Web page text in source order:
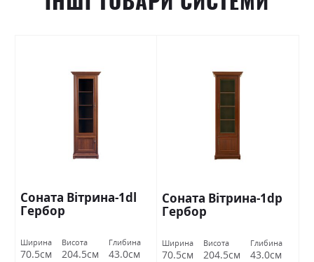
Соната Вітрина-1dl
Гербор
Ширина
70.5см
Висота
204.5см
Глибина
43.0см
Соната Вітрина-1dp
Гербор
Ширина
70.5см
Висота
204.5см
Глибина
43.0см